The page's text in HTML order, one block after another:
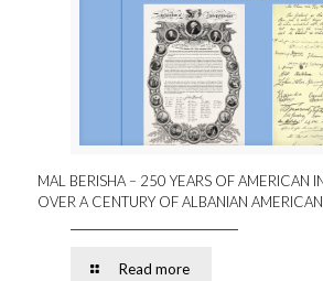
MAL BERISHA – 250 YEARS OF AMERICAN
OVER A CENTURY OF ALBANIAN
Read more